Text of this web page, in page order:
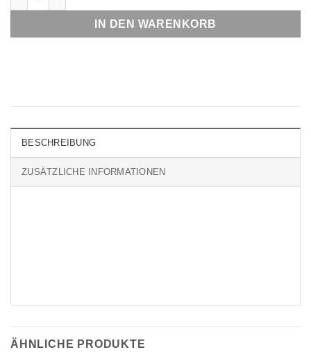
IN DEN WARENKORB
BESCHREIBUNG
ZUSÄTZLICHE INFORMATIONEN
ÄHNLICHE PRODUKTE